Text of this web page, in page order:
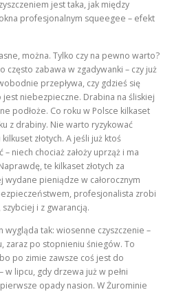
jest taka, jak między
profesjonalnym squeegee – efekt
można. Tylko czy na pewno warto?
często zabawa w zgadywanki – czy już
przepływa, czy gdzieś się
niebezpieczne. Drabina na śliskiej
podłoże. Co roku w Polsce kilkaset
z drabiny. Nie warto ryzykować
złotych. A jeśli już ktoś
niech chociaż założy uprząż i ma
te kilkaset złotych za
wydane pieniądze w całorocznym
profesjonalista zrobi
i z gwarancją.
tak: wiosenne czyszczenie –
zaraz po stopnieniu śniegów. To
po zimie zawsze coś jest do
lipcu, gdy drzewa już w pełni
opady nasion. W Żurominie